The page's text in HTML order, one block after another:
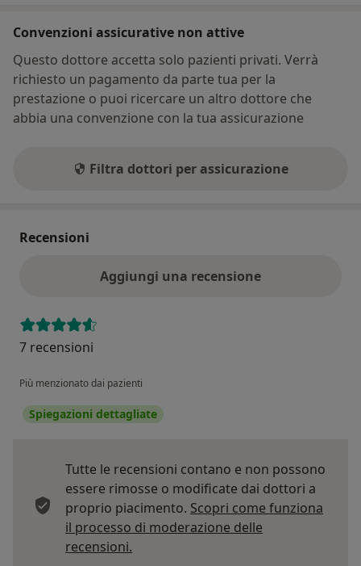
Convenzioni assicurative non attive
Questo dottore accetta solo pazienti privati. Verrà
richiesto un pagamento da parte tua per la
prestazione o puoi ricercare un altro dottore che
abbia una convenzione con la tua assicurazione
Filtra dottori per assicurazione
Recensioni
Aggiungi una recensione
7 recensioni
Più menzionato dai pazienti
Spiegazioni dettagliate
Tutte le recensioni contano e non possono
essere rimosse o modificate dai dottori a
proprio piacimento. Scopri come funziona
il processo di moderazione delle
recensioni.